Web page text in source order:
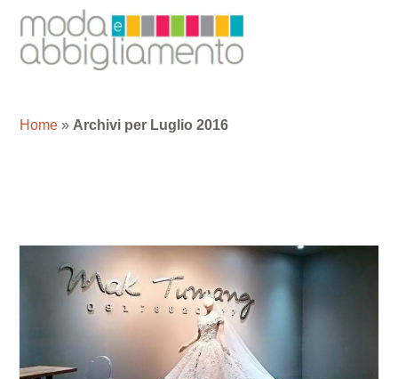
Home » Archivi per Luglio 2016